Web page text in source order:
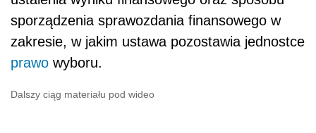
sporządzenia sprawozdania finansowego w
zakresie, w jakim ustawa pozostawia jednostce
prawo wyboru.
Dalszy ciąg materiału pod wideo